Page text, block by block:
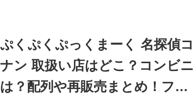
ぷくぷくぷっくまーく 名探偵コ
ナン 取扱い店はどこ？コンビニ
は？配列や再販売まとめ！フラ